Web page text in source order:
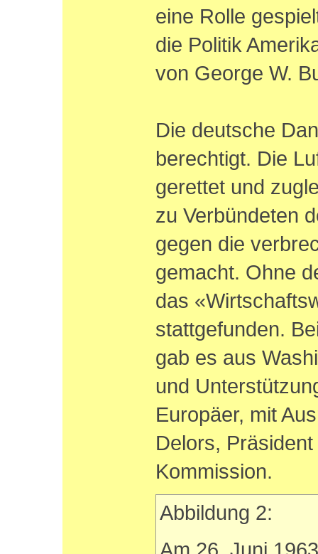
eine Rolle
die Politik
von George W.
Die deutsche
berechtigt. Die
gerettet und
zu Verbündeten
gegen die
gemacht. Ohne
das
stattgefunden.
gab es aus
und
Europäer, mit
Delors,
Kommission.
Abbildung 2: